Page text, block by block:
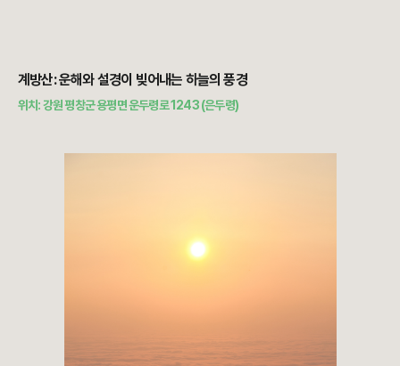
계방산: 운해와 설경이 빚어내는 하늘의 풍경
위치: 강원 평창군 용평면 운두령로 1243 (은두령)